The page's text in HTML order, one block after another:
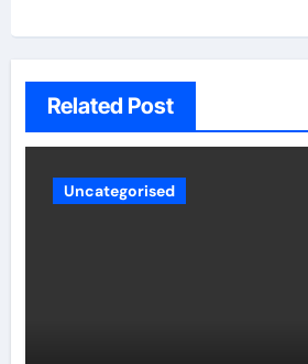
Related Post
Uncategorised